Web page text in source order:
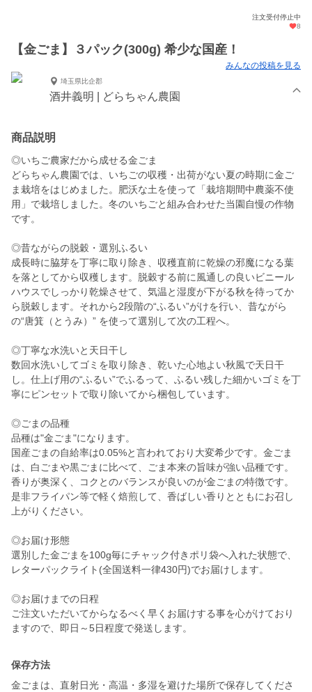
注文受付停止中
8
【金ごま】３パック(300g) 希少な国産！
みんなの投稿を見る
埼玉県比企郡
酒井義明 | どらちゃん農園
商品説明
◎いちご農家だから成せる金ごま
どらちゃん農園では、いちごの収穫・出荷がない夏の時期に金ご
ま栽培をはじめました。肥沃な土を使って「栽培期間中農薬不使
用」で栽培しました。冬のいちごと組み合わせた当園自慢の作物
です。
◎昔ながらの脱穀・選別ふるい
成長時に脇芽を丁寧に取り除き、収穫直前に乾燥の邪魔になる葉
を落としてから収穫します。脱穀する前に風通しの良いビニール
ハウスでしっかり乾燥させて、気温と湿度が下がる秋を待ってか
ら脱穀します。それから2段階の“ふるい”がけを行い、昔ながら
の“唐箕（とうみ）” を使って選別して次の工程へ。
◎丁寧な水洗いと天日干し
数回水洗いしてゴミを取り除き、乾いた心地よい秋風で天日干
し。仕上げ用の“ふるい”でふるって、ふるい残した細かいゴミを丁
寧にピンセットで取り除いてから梱包しています。
◎ごまの品種
品種は"金ごま"になります。
国産ごまの自給率は0.05%と言われており大変希少です。金ごま
は、白ごまや黒ごまに比べて、ごま本来の旨味が強い品種です。
香りが奥深く、コクとのバランスが良いのが金ごまの特徴です。
是非フライパン等で軽く焙煎して、香ばしい香りとともにお召し
上がりください。
◎お届け形態
選別した金ごまを100g毎にチャック付きポリ袋へ入れた状態で、
レターパックライト(全国送料一律430円)でお届けします。
◎お届けまでの日程
ご注文いただいてからなるべく早くお届けする事を心がけており
ますので、即日～5日程度で発送します。
保存方法
金ごまは、直射日光・高温・多湿を避けた場所で保存してくださ